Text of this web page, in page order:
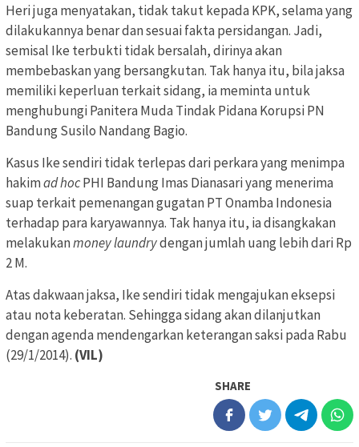
Heri juga menyatakan, tidak takut kepada KPK, selama yang
dilakukannya benar dan sesuai fakta persidangan. Jadi,
semisal Ike terbukti tidak bersalah, dirinya akan
membebaskan yang bersangkutan. Tak hanya itu, bila jaksa
memiliki keperluan terkait sidang, ia meminta untuk
menghubungi Panitera Muda Tindak Pidana Korupsi PN
Bandung Susilo Nandang Bagio.
Kasus Ike sendiri tidak terlepas dari perkara yang menimpa
hakimad hocPHI Bandung Imas Dianasari yang menerima
suap terkait pemenangan gugatan PT Onamba Indonesia
terhadap para karyawannya. Tak hanya itu, ia disangkakan
melakukanmoney laundrydengan jumlah uang lebih dari Rp
2 M.
Atas dakwaan jaksa, Ike sendiri tidak mengajukan eksepsi
atau nota keberatan. Sehingga sidang akan dilanjutkan
dengan agenda mendengarkan keterangan saksi pada Rabu
(29/1/2014). (VIL)
SHARE